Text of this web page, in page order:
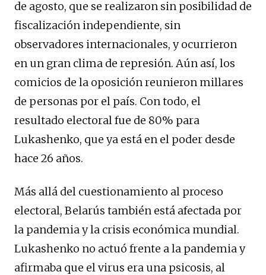
de agosto, que se realizaron sin posibilidad de
fiscalización independiente, sin
observadores internacionales, y ocurrieron
en un gran clima de represión. Aún así, los
comicios de la oposición reunieron millares
de personas por el país. Con todo, el
resultado electoral fue de 80% para
Lukashenko, que ya está en el poder desde
hace 26 años.
Más allá del cuestionamiento al proceso
electoral, Belarús también está afectada por
la pandemia y la crisis económica mundial.
Lukashenko no actuó frente a la pandemia y
afirmaba que el virus era una psicosis, al